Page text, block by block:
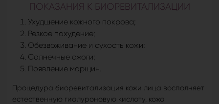
ПОКАЗАНИЯ К БИОРЕВИТАЛИЗАЦИИ
Ухудшение кожного покрова;
Резкое похудение;
Обезвоживание и сухость кожи;
Солнечные ожоги;
Появление морщин.
Процедура биоревитализация кожи лица восполняет
естественную гиалуроновую кислоту, кожа